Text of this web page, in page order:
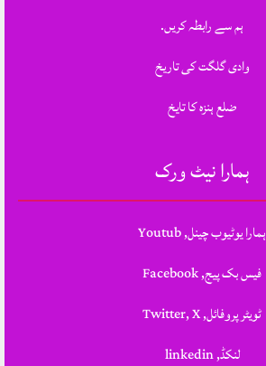
ہم سے رابطہ کریں.
وادی گلگت کی تاریخ
ضلع ہنزہ کا تایخ
ہمارا نیٹ ورک
ہمارا یوٹیوب چینل, Youtub
فیس بک پیج, Facebook
ٹویٹر پروفائل, Twitter, X
لنکڈ, linkedin